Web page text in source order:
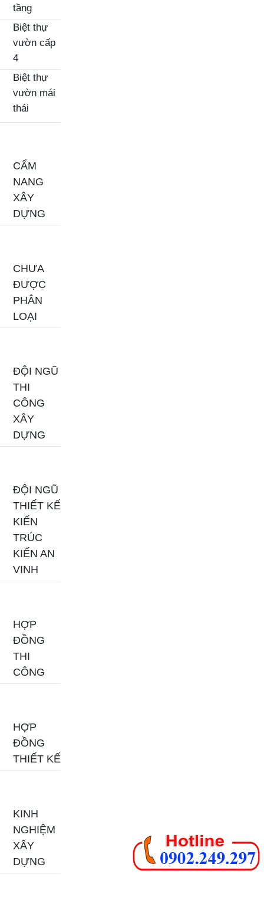
tầng
Biệt thự
vườn cấp
4
Biệt thự
vườn mái
thái
CẨM
NANG
XÂY
DỰNG
CHƯA
ĐƯỢC
PHÂN
LOẠI
ĐỘI NGŨ
THI
CÔNG
XÂY
DỰNG
ĐỘI NGŨ
THIẾT KẾ
KIẾN
TRÚC
KIẾN AN
VINH
HỢP
ĐỒNG
THI
CÔNG
HỢP
ĐỒNG
THIẾT KẾ
KINH
NGHIỆM
XÂY
DỰNG